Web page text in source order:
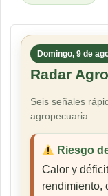
Domingo, 9 de
Radar
Seis señales
agropecuaria.
Riesgo
Calor y
rendimiento,